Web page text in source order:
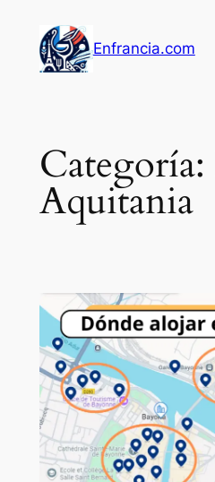
contenido
Enfrancia.com
Categoría:
Aquitania